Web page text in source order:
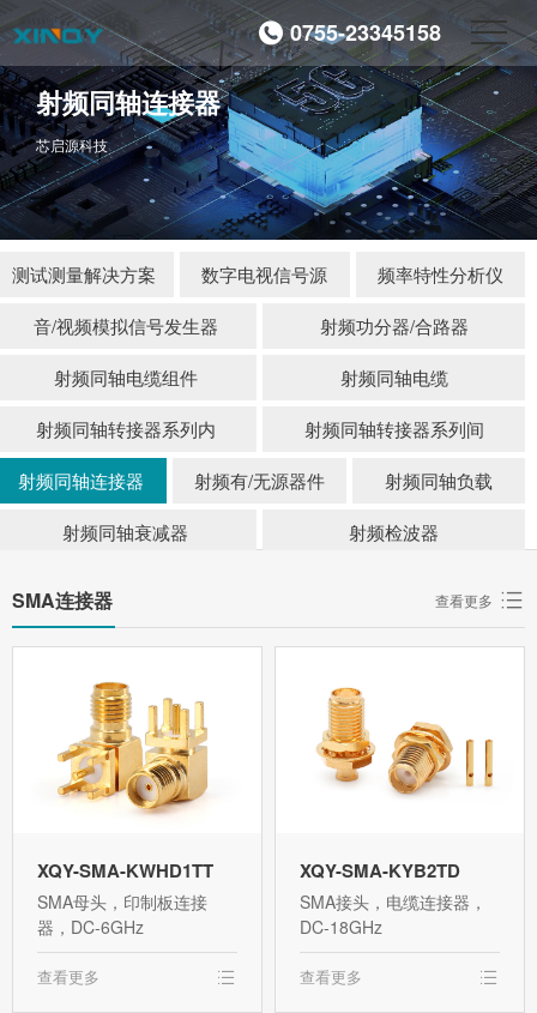
0755-23345158
射频同轴连接器
芯启源科技
测试测量解决方案 数字电视信号源 频率特性分析仪
音/视频模拟信号发生器 射频功分器/合路器
射频同轴电缆组件 射频同轴电缆
射频同轴转接器系列内 射频同轴转接器系列间
射频同轴连接器 射频有/无源器件 射频同轴负载
射频同轴衰减器 射频检波器
SMA连接器 查看更多
XQY-SMA-KWHD1TT
SMA母头，印制板连接
器，DC-6GHz
查看更多
XQY-SMA-KYB2TD
SMA接头，电缆连接器，
DC-18GHz
查看更多